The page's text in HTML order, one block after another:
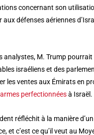
concernant son
aux défenses aériennes
analystes, M. Trump
israéliens et des
les ventes aux Émirats en
perfectionnéesà Israël.
réfléchit à la manière
et c’est ce qu’il veut au